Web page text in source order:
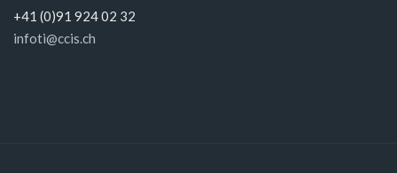
+41 (0)91 924 02 32
infoti@ccis.ch